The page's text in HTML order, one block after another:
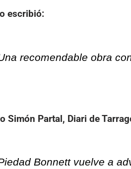
escribió:
recomendable obra
Simón Partal, Diari de
Bonnett vuelve a